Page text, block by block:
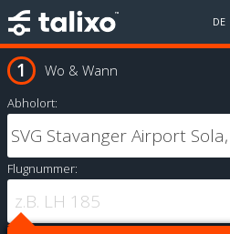
DE
Wo & Wann
Abholort:
Flugnummer: